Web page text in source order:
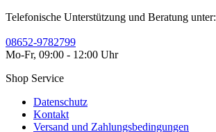
Telefonische Unterstützung und Beratung unter:
08652-9782799
Mo-Fr, 09:00 - 12:00 Uhr
Shop Service
Datenschutz
Kontakt
Versand und Zahlungsbedingungen